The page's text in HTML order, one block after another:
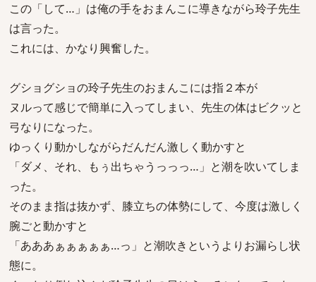
この「して…」は俺の手をおまんこに導きながら玲子先生
は言った。
これには、かなり興奮した。
グショグショの玲子先生のおまんこには指２本が
ヌルって感じで簡単に入ってしまい、先生の体はビクッと
弓なりになった。
ゆっくり動かしながらだんだん激しく動かすと
「ダメ、それ、もぅ出ちゃうっっっ…」と潮を吹いてしま
った。
そのまま指は抜かず、膝立ちの体勢にして、今度は激しく
腕ごと動かすと
「あああぁぁぁぁぁ…っ」と潮吹きというよりお漏らし状
態に。